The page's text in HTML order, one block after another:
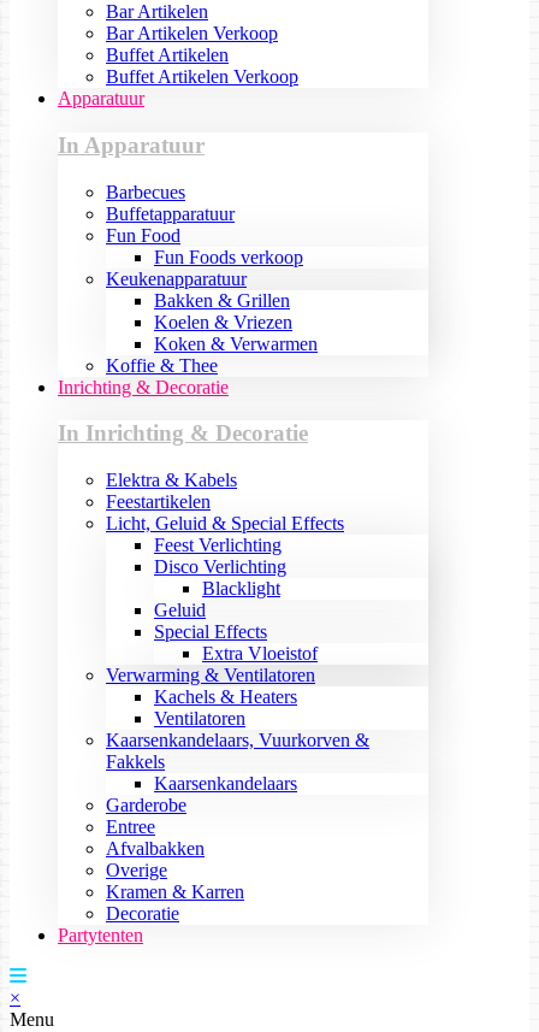
Bar Artikelen
Bar Artikelen Verkoop
Buffet Artikelen
Buffet Artikelen Verkoop
Apparatuur
In Apparatuur
Barbecues
Buffetapparatuur
Fun Food
Fun Foods verkoop
Keukenapparatuur
Bakken & Grillen
Koelen & Vriezen
Koken & Verwarmen
Koffie & Thee
Inrichting & Decoratie
In Inrichting & Decoratie
Elektra & Kabels
Feestartikelen
Licht, Geluid & Special Effects
Feest Verlichting
Disco Verlichting
Blacklight
Geluid
Special Effects
Extra Vloeistof
Verwarming & Ventilatoren
Kachels & Heaters
Ventilatoren
Kaarsenkandelaars, Vuurkorven &
Fakkels
Kaarsenkandelaars
Garderobe
Entree
Afvalbakken
Overige
Kramen & Karren
Decoratie
Partytenten
×
Menu